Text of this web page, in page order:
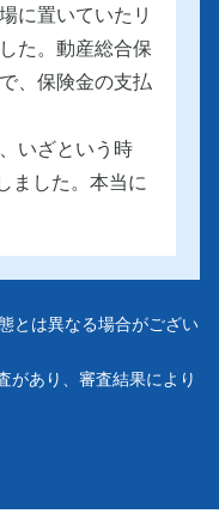
に置いていたリ
た。動産総合保
、保険金の支払
いざという時
ました。本当に
とは異なる場合がござい
があり、審査結果により